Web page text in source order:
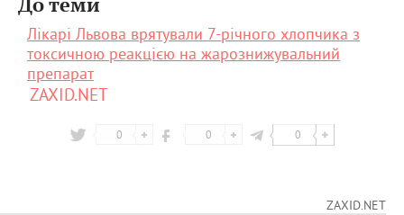
До теми
Лікарі Львова врятували 7-річного хлопчика з
токсичною реакцією на жарознижувальний
препарат
ZAXID.NET
0 0 0
ZAXID.NET